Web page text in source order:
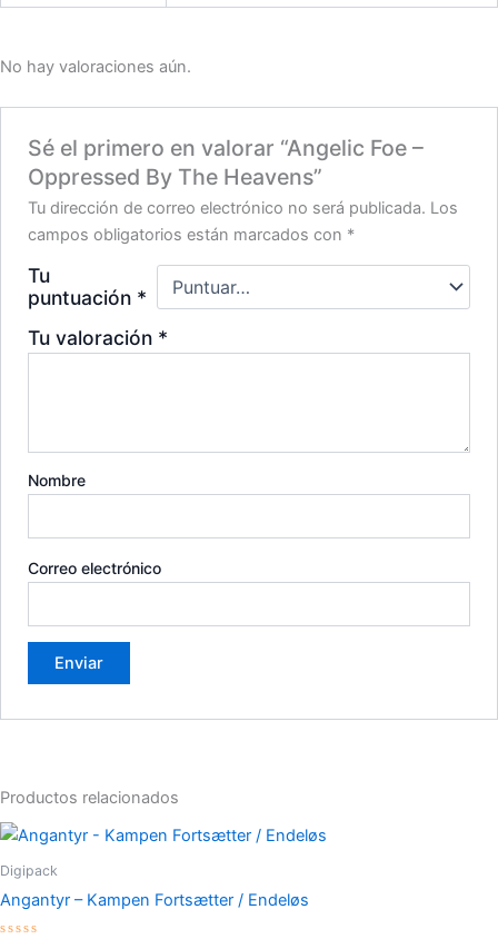
No hay valoraciones aún.
Sé el primero en valorar “Angelic Foe –
Oppressed By The Heavens”
Tu dirección de correo electrónico no será publicada. Los
campos obligatorios están marcados con *
Tu
puntuación *
Tu valoración *
Nombre
Correo electrónico
Productos relacionados
Digipack
Angantyr – Kampen Fortsætter / Endeløs